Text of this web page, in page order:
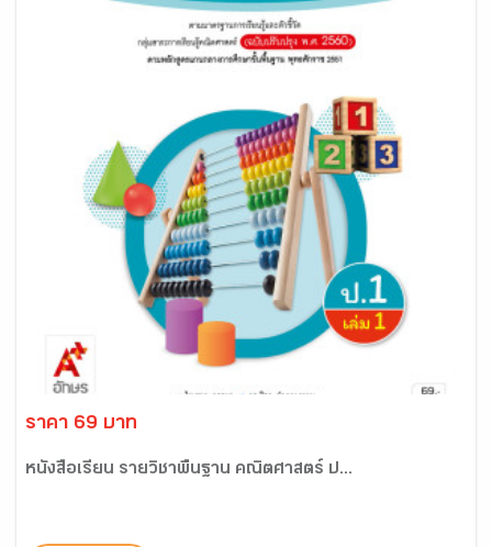
ราคา 69 บาท
หนังสือเรียน รายวิชาพื้นฐาน คณิตศาสตร์ ป...